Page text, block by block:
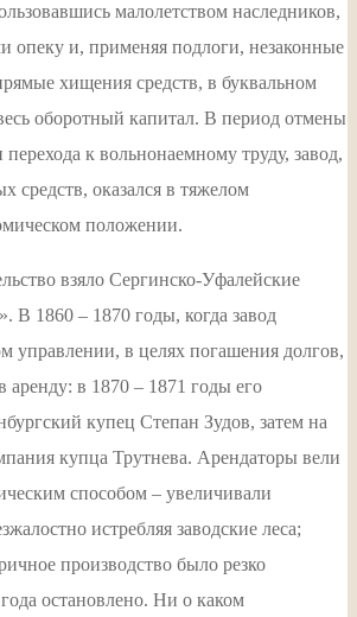
малолетством наследников,
опеку и, применяя подлоги, незаконные
хищения средств, в буквальном
оборотный капитал. В период отмены
к вольнонаемному труду, завод,
средств, оказался в тяжелом
положении.
взяло Сергинско-Уфалейские
В 1860 – 1870 годы, когда завод
управлении, в целях погашения долгов,
аренду: в 1870 – 1871 годы его
купец Степан Зудов, затем на
купца Трутнева. Арендаторы вели
способом – увеличивали
истребляя заводские леса;
производство было резко
остановлено. Ни о каком